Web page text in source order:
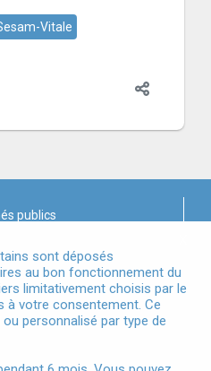
Vitale
publics
légales
d'Utilisation
Personnel
sont déposés
au bon fonctionnement du
limitativement choisis par le
à votre consentement. Ce
personnalisé par type de